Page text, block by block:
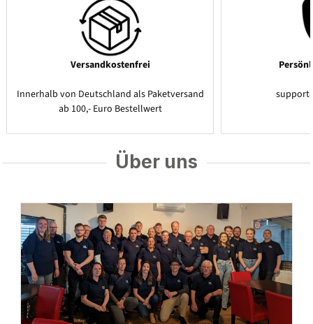
Versandkostenfrei
Innerhalb von Deutschland als Paketversand
ab 100,- Euro Bestellwert
Über uns